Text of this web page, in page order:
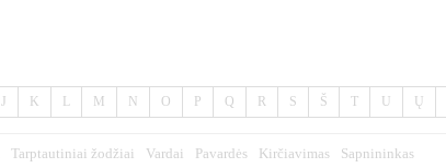
J K L M N O P Q R S Š T U Ų
Tarptautiniai žodžiai Vardai Pavardės Kirčiavimas
Sapnininkas